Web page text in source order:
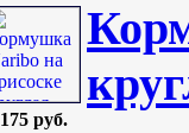
175 руб.